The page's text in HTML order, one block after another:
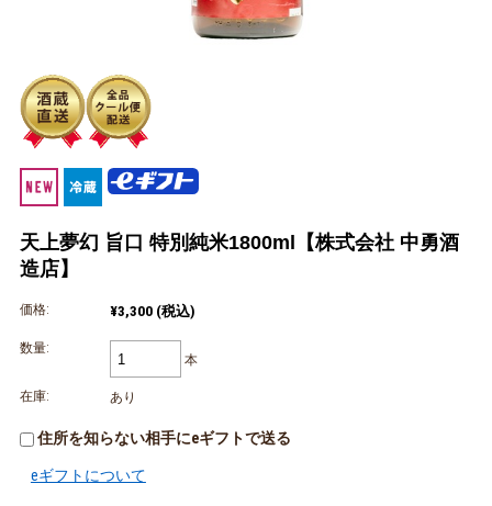
天上夢幻 旨口 特別純米1800ml【株式会社 中勇酒
造店】
価格: ¥3,300 (税込)
数量:
本
在庫: あり
住所を知らない相手にeギフトで送る
eギフトについて